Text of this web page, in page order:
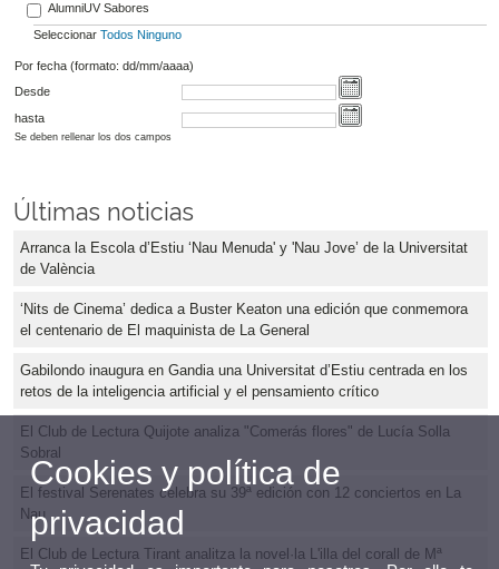
AlumniUV Sabores
Seleccionar Todos Ninguno
Por fecha (formato: dd/mm/aaaa)
Desde
hasta
Se deben rellenar los dos campos
Últimas noticias
Arranca la Escola d’Estiu ‘Nau Menuda' y 'Nau Jove’ de la Universitat
de València
‘Nits de Cinema’ dedica a Buster Keaton una edición que conmemora
el centenario de El maquinista de La General
Gabilondo inaugura en Gandia una Universitat d’Estiu centrada en los
retos de la inteligencia artificial y el pensamiento crítico
El Club de Lectura Quijote analiza "Comerás flores" de Lucía Solla
Sobral
El festival Serenates celebra su 39ª edición con 12 conciertos en La
Nau
El Club de Lectura Tirant analitza la novel·la L'illa del corall de Mª
Cookies y política de
privacidad